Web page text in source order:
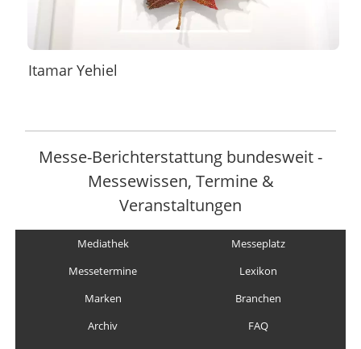
Itamar Yehiel
Messe-Berichterstattung bundesweit -
Messewissen, Termine &
Veranstaltungen
Mediathek
Messeplatz
Messetermine
Lexikon
Marken
Branchen
Archiv
FAQ